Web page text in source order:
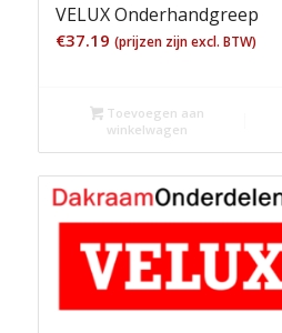
VELUX Onderhandgreep
€37.19 (prijzen zijn excl. BTW)
Toevoegen aan
winkelwagen